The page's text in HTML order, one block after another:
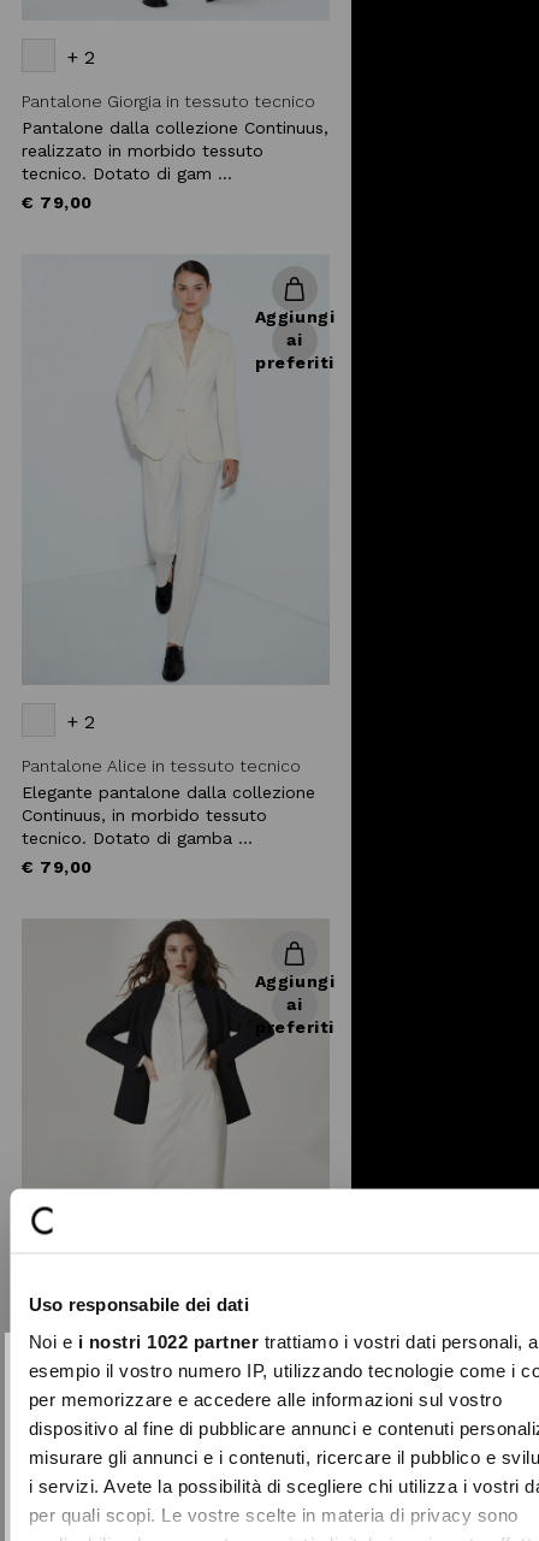
Uso responsabile dei dati
Noi e i nostri 1022 partnertrattiamo i vostri dati personali,
esempio il vostro numero IP, utilizzando tecnologie come i
per memorizzare e accedere alle informazioni sul vostro
dispositivo al fine di pubblicare annunci e contenuti
misurare gli annunci e i contenuti, ricercare il pubblico e
i servizi. Avete la possibilità di scegliere chi utilizza i vostri
per quali scopi. Le vostre scelte in materia di privacy sono
+ 2
Pantalone Giorgia in tessuto tecnico
Pantalone dalla collezione Continuus,
realizzato in morbido tessuto
tecnico. Dotato di gam ...
€ 79,00
Aggiungi
ai
preferiti
+ 2
Pantalone Alice in tessuto tecnico
Elegante pantalone dalla collezione
Continuus, in morbido tessuto
tecnico. Dotato di gamba ...
€ 79,00
Aggiungi
ai
preferiti
+ 2
Gonna Gladys in tessuto tecnico
Gonna dalla collezione Continuus,
realizzata in morbido tessuto
tecnico. Dotata di zip e s ...
€ 59,00
Chiudi
10% DI SCONTO
sul tuo primo acquisto!
Entra nella Community di Camomilla Italia e
accedi ai nostri consigli e offerte riservate.